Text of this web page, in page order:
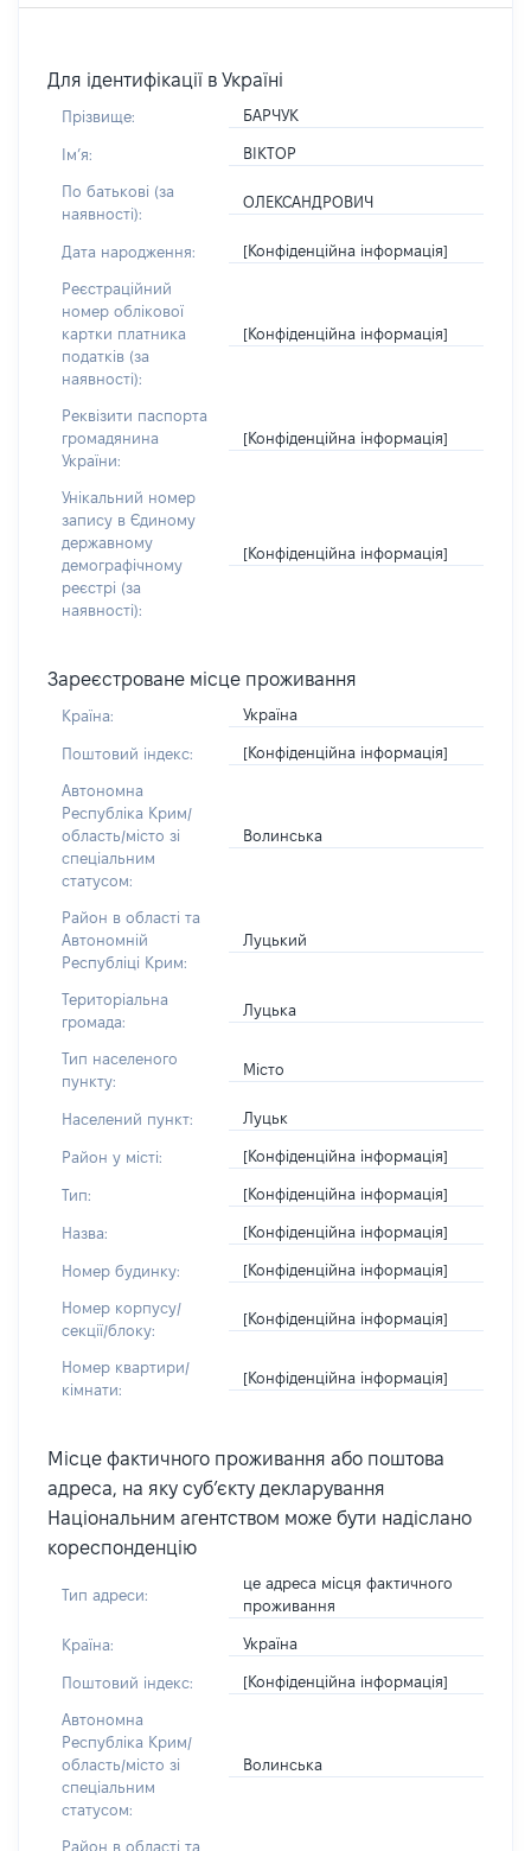
Для ідентифікації в Україні
Прізвище: БАРЧУК
Імʼя: ВІКТОР
По батькові (за
наявності):
ОЛЕКСАНДРОВИЧ
Дата народження: [Конфіденційна інформація]
Реєстраційний
номер облікової
картки платника
податків (за
наявності):
[Конфіденційна інформація]
Реквізити паспорта
громадянина
України:
[Конфіденційна інформація]
Унікальний номер
запису в Єдиному
державному
демографічному
реєстрі (за
наявності):
[Конфіденційна інформація]
Зареєстроване місце проживання
Країна: Україна
Поштовий індекс: [Конфіденційна інформація]
Автономна
Республіка Крим/
область/місто зі
спеціальним
статусом:
Волинська
Район в області та
Автономній
Республіці Крим:
Луцький
Територіальна
громада:
Луцька
Тип населеного
пункту:
Місто
Населений пункт: Луцьк
Район у місті: [Конфіденційна інформація]
Тип: [Конфіденційна інформація]
Назва: [Конфіденційна інформація]
Номер будинку: [Конфіденційна інформація]
Номер корпусу/
секції/блоку:
[Конфіденційна інформація]
Номер квартири/
кімнати:
[Конфіденційна інформація]
Місце фактичного проживання або поштова
адреса, на яку суб’єкту декларування
Національним агентством може бути надіслано
кореспонденцію
Тип адреси:
це адреса місця фактичного
проживання
Країна: Україна
Поштовий індекс: [Конфіденційна інформація]
Автономна
Республіка Крим/
область/місто зі
спеціальним
статусом:
Волинська
Район в області та